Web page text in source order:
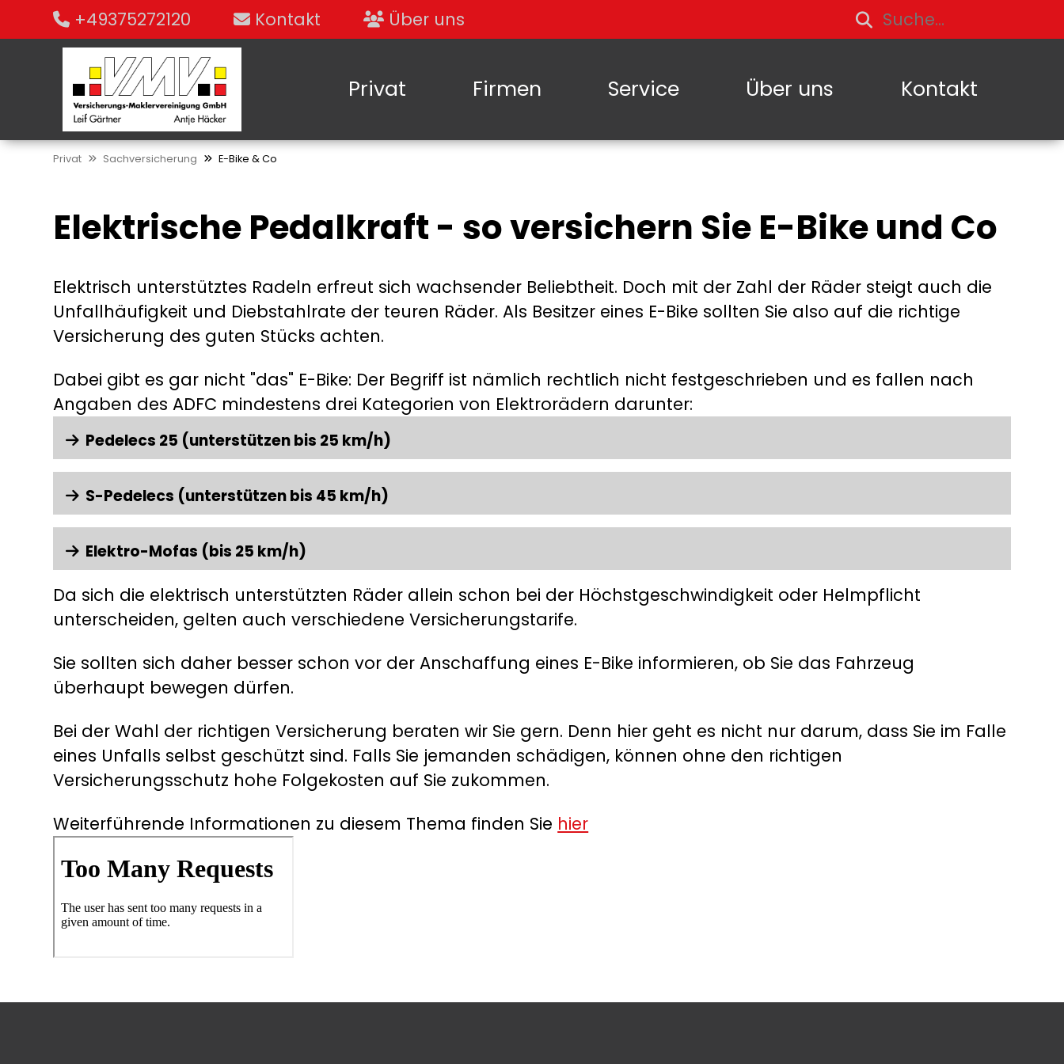
+49375272120 Kontakt Über uns
Privat Firmen Service Über uns Kontakt
Privat Sachversicherung E-Bike & Co
Elektrische Pedalkraft - so versichern Sie E-Bike und Co
Elektrisch unterstütztes Radeln erfreut sich wachsender Beliebtheit. Doch mit der Zahl der Räder steigt auch die
Unfallhäufigkeit und Diebstahlrate der teuren Räder. Als Besitzer eines E-Bike sollten Sie also auf die richtige
Versicherung des guten Stücks achten.
Dabei gibt es gar nicht "das" E-Bike: Der Begriff ist nämlich rechtlich nicht festgeschrieben und es fallen nach
Angaben des ADFC mindestens drei Kategorien von Elektrorädern darunter:
Pedelecs 25 (unterstützen bis 25 km/h)
S-Pedelecs (unterstützen bis 45 km/h)
Elektro-Mofas (bis 25 km/h)
Da sich die elektrisch unterstützten Räder allein schon bei der Höchstgeschwindigkeit oder Helmpflicht
unterscheiden, gelten auch verschiedene Versicherungstarife.
Sie sollten sich daher besser schon vor der Anschaffung eines E-Bike informieren, ob Sie das Fahrzeug
überhaupt bewegen dürfen.
Bei der Wahl der richtigen Versicherung beraten wir Sie gern. Denn hier geht es nicht nur darum, dass Sie im Falle
eines Unfalls selbst geschützt sind. Falls Sie jemanden schädigen, können ohne den richtigen
Versicherungsschutz hohe Folgekosten auf Sie zukommen.
Weiterführende Informationen zu diesem Thema finden Sie hier